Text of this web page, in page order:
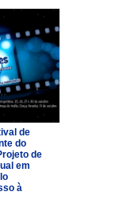
de
do
de
em
à